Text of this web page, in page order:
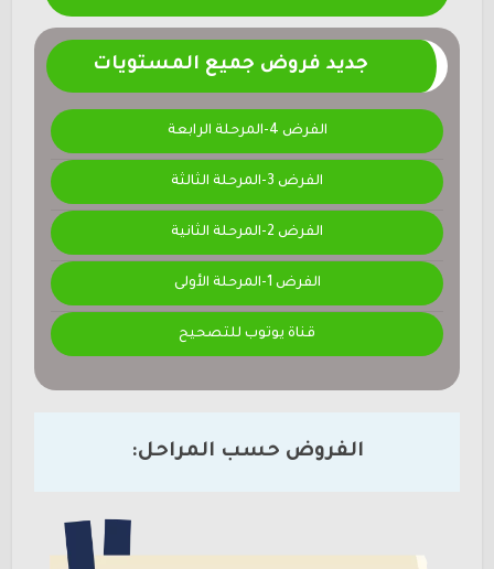
جديد فروض جميع المستويات
الفرض 4-المرحلة الرابعة
الفرض 3-المرحلة الثالثة
الفرض 2-المرحلة الثانية
الفرض 1-المرحلة الأولى
قناة يوتوب للتصحيح
الفروض حسب المراحل: